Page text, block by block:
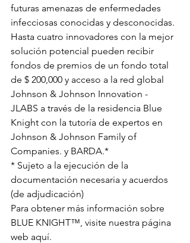
futuras amenazas de enfermedades
infecciosas conocidas y desconocidas.
Hasta cuatro innovadores con la mejor
solución potencial pueden recibir
fondos de premios de un fondo total
de $ 200,000 y acceso a la red global
Johnson & Johnson Innovation -
JLABS a través de la residencia Blue
Knight con la tutoría de expertos en
Johnson & Johnson Family of
Companies. y BARDA.*
* Sujeto a la ejecución de la
documentación necesaria y acuerdos
(de adjudicación)
Para obtener más información sobre
BLUE KNIGHT™, visite nuestra página
web aquí.